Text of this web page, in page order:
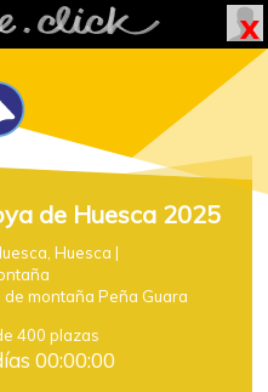
de Huesca 2025
Huesca |
de montaña Peña Guara
400 plazas
00:00:00